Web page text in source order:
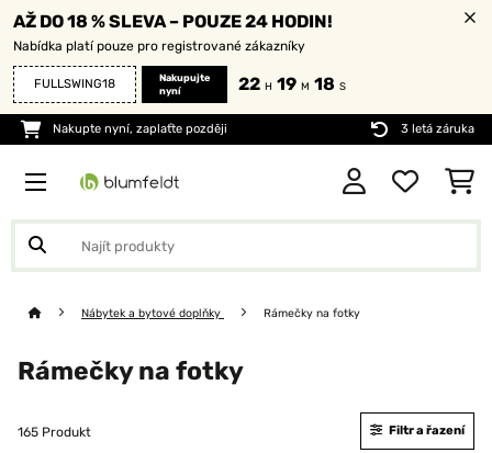
AŽ DO 18 % SLEVA – POUZE 24 HODIN!
Nabídka platí pouze pro registrované zákazníky
FULLSWING18
Nakupujte
nyní
22 H 19 M 17 S
Nakupte nyní, zaplaťte později 3 letá záruka
Nábytek a bytové doplňky Rámečky na fotky
Rámečky na fotky
165 Produkt Filtr a řazení